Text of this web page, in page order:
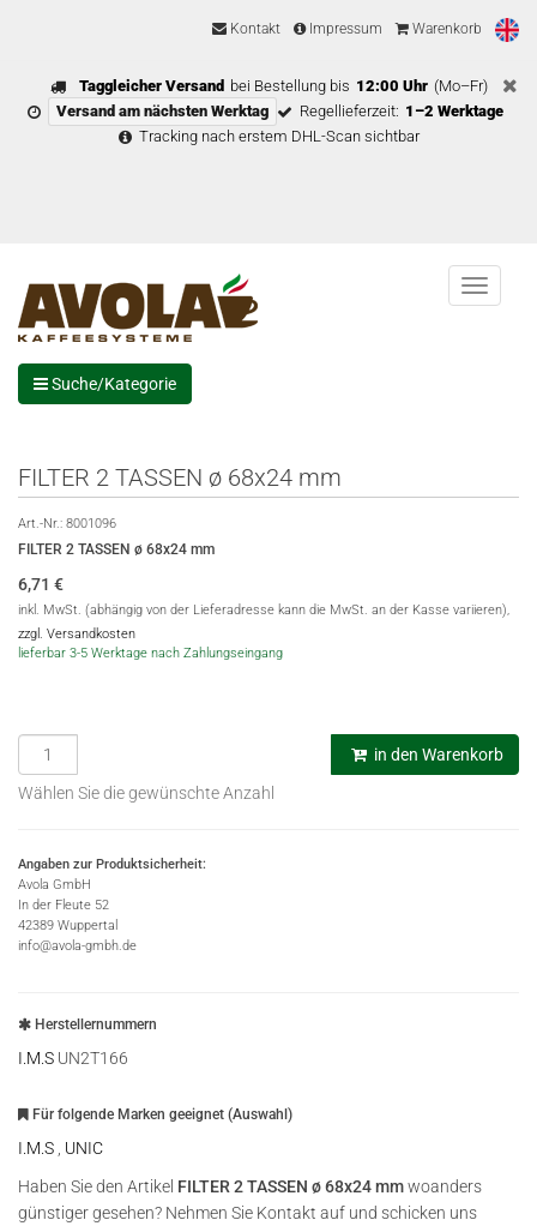
Kontakt Impressum Warenkorb
Taggleicher Versand bei Bestellung bis 12:00 Uhr (Mo–Fr)
Versand am nächsten Werktag
Regellieferzeit: 1–2 Werktage
Tracking nach erstem DHL-Scan sichtbar
Menu
Suche/Kategorie
FILTER 2 TASSEN ø 68x24 mm
Art.-Nr.: 8001096
FILTER 2 TASSEN ø 68x24 mm
6,71 €
inkl. MwSt. (abhängig von der Lieferadresse kann die MwSt. an der Kasse variieren),
zzgl. Versandkosten
lieferbar 3-5 Werktage nach Zahlungseingang
in den Warenkorb
Wählen Sie die gewünschte Anzahl
Angaben zur Produktsicherheit:
Avola GmbH
In der Fleute 52
42389 Wuppertal
info@avola-gmbh.de
Herstellernummern
I.M.S UN2T166
Für folgende Marken geeignet (Auswahl)
I.M.S
UNIC
Haben Sie den Artikel FILTER 2 TASSEN ø 68x24 mmwoanders
günstiger gesehen? Nehmen Sie Kontakt auf und schicken uns